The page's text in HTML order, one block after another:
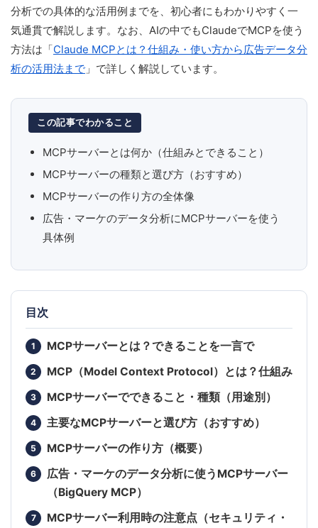
分析での具体的な活用例までを、初心者にもわかりやすく一
気通貫で解説します。なお、AIの中でもClaudeでMCPを使う
方法は「Claude MCPとは？仕組み・使い方から広告データ分
析の活用法まで 」で詳しく解説しています。
この記事でわかること
MCPサーバーとは何か（仕組みとできること）
MCPサーバーの種類と選び方（おすすめ）
MCPサーバーの作り方の全体像
広告・マーケのデータ分析にMCPサーバーを使う
具体例
目次
MCPサーバーとは？できることを一言で
MCP（Model Context Protocol）とは？仕組み
MCPサーバーでできること・種類（用途別）
主要なMCPサーバーと選び方（おすすめ）
MCPサーバーの作り方（概要）
広告・マーケのデータ分析に使うMCPサーバー
（BigQuery MCP）
MCPサーバー利用時の注意点（セキュリティ・